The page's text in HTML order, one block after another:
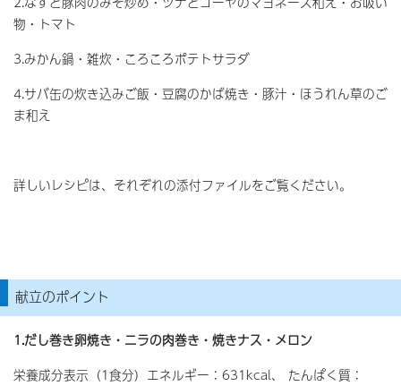
物・トマト
3.みかん鍋・雑炊・ころころポテトサラダ
4.サバ缶の炊き込みご飯・豆腐のかば焼き・豚汁・ほうれん草のご
ま和え
詳しいレシピは、それぞれの添付ファイルをご覧ください。
献立のポイント
1.だし巻き卵焼き・ニラの肉巻き・焼きナス・メロン
栄養成分表示（1食分）エネルギー：631kcal、 たんぱく質：